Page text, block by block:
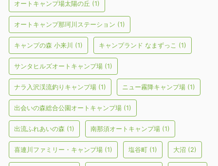
オートキャンプ場太陽の丘 (1)
オートキャンプ那珂川ステーション (1)
キャンプの森 小来川 (1) キャンプランド なまずっこ (1)
サンタヒルズオートキャンプ場 (1)
ナラ入沢渓流釣りキャンプ場 (1) ニュー霧降キャンプ場 (1)
出会いの森総合公園オートキャンプ場 (1)
出流ふれあいの森 (1) 南那須オートキャンプ場 (1)
喜連川ファミリー・キャンプ場 (1) 塩谷町 (1) 大沼 (2)